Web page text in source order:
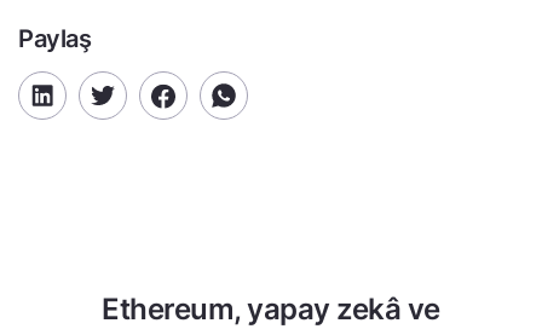
Paylaş
Ethereum, yapay zekâ ve